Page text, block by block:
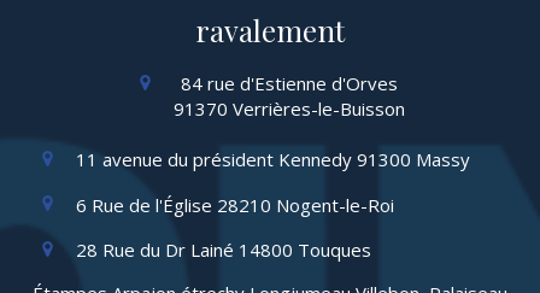
ravalement
84 rue d'Estienne d'Orves
91370 Verrières-le-Buisson
11 avenue du président Kennedy 91300 Massy
6 Rue de l'Église 28210 Nogent-le-Roi
28 Rue du Dr Lainé 14800 Touques